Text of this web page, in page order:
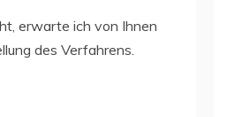
erwarte ich von Ihnen
des Verfahrens.